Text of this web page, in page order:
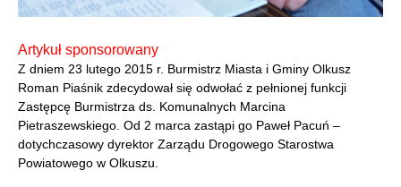
Artykuł sponsorowany
Z dniem 23 lutego 2015 r. Burmistrz Miasta i Gminy Olkusz
Roman Piaśnik zdecydował się odwołać z pełnionej funkcji
Zastępcę Burmistrza ds. Komunalnych Marcina
Pietraszewskiego. Od 2 marca zastąpi go Paweł Pacuń –
dotychczasowy dyrektor Zarządu Drogowego Starostwa
Powiatowego w Olkuszu.